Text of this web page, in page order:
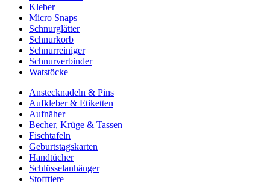
Kleber
Micro Snaps
Schnurglätter
Schnurkorb
Schnurreiniger
Schnurverbinder
Watstöcke
Anstecknadeln & Pins
Aufkleber & Etiketten
Aufnäher
Becher, Krüge & Tassen
Fischtafeln
Geburtstagskarten
Handtücher
Schlüsselanhänger
Stofftiere